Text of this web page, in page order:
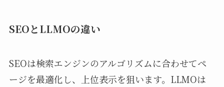
SEOとLLMOの違い
SEOは検索エンジンのアルゴリズムに合わせてペ
ージを最適化し、上位表示を狙います。LLMOは